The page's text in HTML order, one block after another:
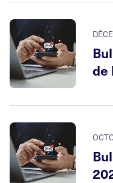
de